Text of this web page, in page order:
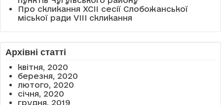
Про скликання XCII сесії Слобожанської
міської ради VIII скликання
Архівні статті
квітня, 2020
березня, 2020
лютого, 2020
січня, 2020
грудня, 2019